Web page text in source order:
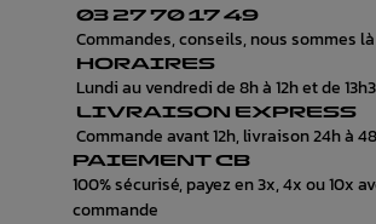
03 27 70 17 49
Commandes, conseils, nous sommes
HORAIRES
Lundi au vendredi de 8h à 12h et de
LIVRAISON EXPRESS
Commande avant 12h, livraison 24h à
PAIEMENT CB
100% sécurisé, payez en 3x, 4x ou 10x
commande